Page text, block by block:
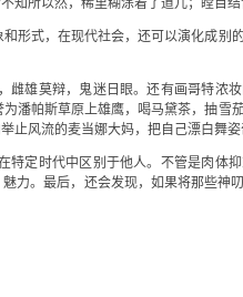
形式，在现代社会，还可以演化成别
雄莫辩，鬼迷日眼。还有画哥特浓
潘帕斯草原上雄鹰，喝马黛茶，抽雪
风流的麦当娜大妈，把自己漂白舞姿
定时代中区别于他人。不管是肉体
力。最后，还会发现，如果将那些神